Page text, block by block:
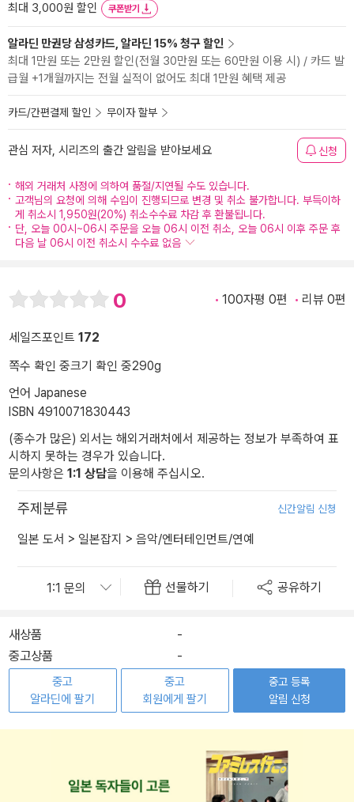
최대 3,000원 할인
쿠폰받기
알라딘 만권당 삼성카드, 알라딘 15% 청구 할인
최대 1만원 또는 2만원 할인(전월 30만원 또는 60만원 이용 시) / 카드 발
급월 +1개월까지는 전월 실적이 없어도 최대 1만원 혜택 제공
카드/간편결제 할인 무이자 할부
관심 저자, 시리즈의 출간 알림을 받아보세요 신청
해외 거래처 사정에 의하여 품절/지연될 수도 있습니다.
고객님의 요청에 의해 수입이 진행되므로 변경 및 취소 불가합니다. 부득이하
게 취소시 1,950원(20%) 취소수수료 차감 후 환불됩니다.
단, 오늘 00시~06시 주문을 오늘 06시 이전 취소, 오늘 06시 이후 주문 후
다음 날 06시 이전 취소시 수수료 없음
0 100자평 0편 리뷰 0편
세일즈포인트 172
쪽수 확인 중크기 확인 중290g
언어 Japanese
ISBN 4910071830443
(종수가 많은) 외서는 해외거래처에서 제공하는 정보가 부족하여 표
시하지 못하는 경우가 있습니다.
문의사항은 1:1 상담을 이용해 주십시오.
주제분류 신간알림 신청
일본 도서 > 일본잡지 > 음악/엔터테인먼트/연예
선물하기 공유하기
새상품
-
중고상품
-
중고
알라딘에 팔기
중고
회원에게 팔기
중고 등록
알림 신청